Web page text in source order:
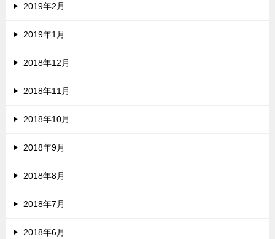
2019年2月
2019年1月
2018年12月
2018年11月
2018年10月
2018年9月
2018年8月
2018年7月
2018年6月